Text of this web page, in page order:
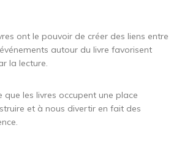
ont le pouvoir de créer des liens entre
autour du livre favorisent
la lecture.
les livres occupent une place
et à nous divertir en fait des